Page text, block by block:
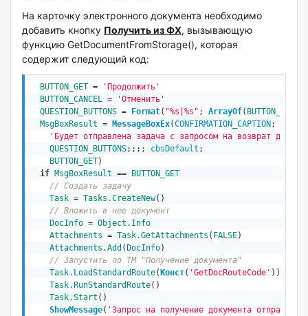
На карточку электронного документа необходимо
добавить кнопку Получить из ФХ, вызывающую
функцию GetDocumentFromStorage(), которая
содержит следующий код:
BUTTON_GET =
'Продолжить'
BUTTON_CANCEL =
'Отменить'
QUESTION_BUTTONS = Format( "%s|%s" ; ArrayOf( BUTTON_GET
MsgBoxResult = MessageBoxEx(CONFIRMATION_CAPTION ;
'Будет отправлена задача с запросом на возврат
QUESTION_BUTTONS;;;; cbsDefault ;
BUTTON_GET)
if MsgBoxResult ==
BUTTON_GET
// Создать задачу
Task = Tasks .CreateNew()
// Вложить в нее документ
DocInfo = Object .Info
Attachments = Task.GetAttachments ( FALSE)
Attachments.Add ( DocInfo)
// Запустить по ТМ "Получение документа"
Task.LoadStandardRoute( Конст( 'GetDocRouteCode' ))
Task.RunStandardRoute()
Task.Start ()
ShowMessage( 'Запрос на получение документа